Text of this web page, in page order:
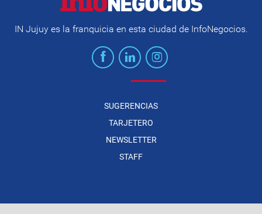
IN Jujuy es la franquicia en esta ciudad de InfoNegocios.
SUGERENCIAS
TARJETERO
NEWSLETTER
STAFF